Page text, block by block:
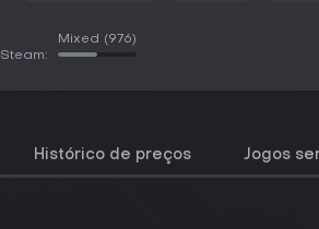
Steam:
Mixed (976)
Histórico de preços Jogos